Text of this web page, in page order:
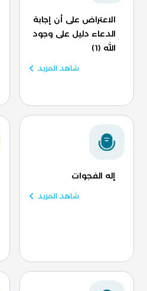
الاعتراض على أن إجابة
الدعاء دليل على وجود
الله (1)
شاهد المزيد
إله الفجوات
شاهد المزيد